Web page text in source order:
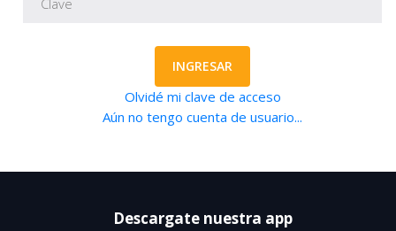
INGRESAR
Olvidé mi clave de acceso
Aún no tengo cuenta de usuario...
Descargate nuestra app